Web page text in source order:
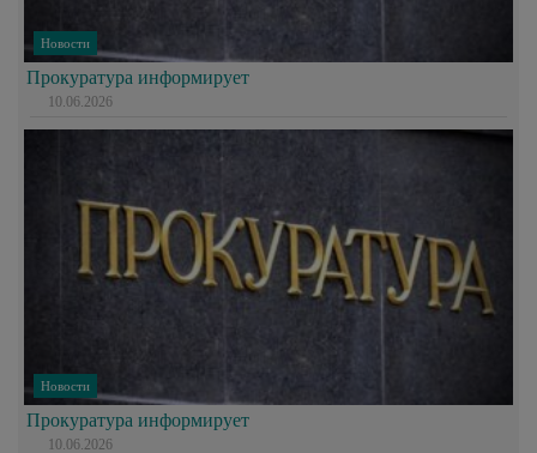
Новости
Прокуратура информирует
10.06.2026
Новости
Прокуратура информирует
10.06.2026